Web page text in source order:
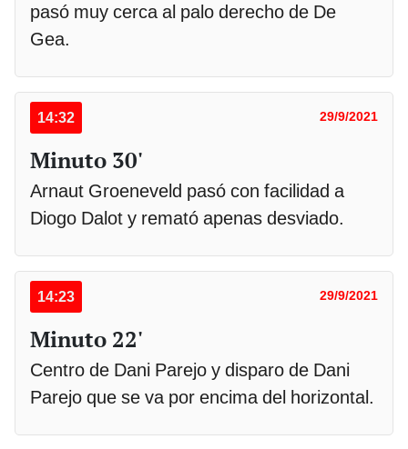
pasó muy cerca al palo derecho de De
Gea.
14:32 29/9/2021
Minuto 30'
Arnaut Groeneveld pasó con facilidad a
Diogo Dalot y remató apenas desviado.
14:23 29/9/2021
Minuto 22'
Centro de Dani Parejo y disparo de Dani
Parejo que se va por encima del horizontal.